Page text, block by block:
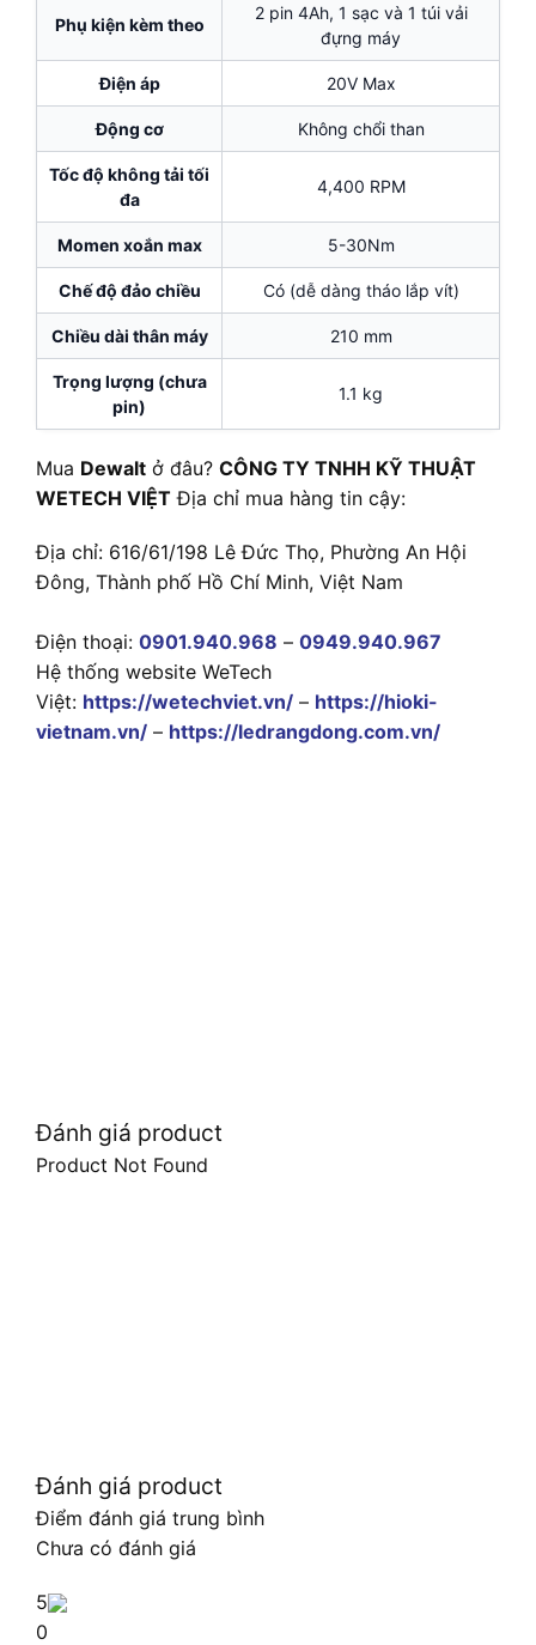
Phụ kiện kèm theo
2 pin 4Ah, 1 sạc và 1 túi vải
đựng máy
Điện áp 20V Max
Động cơ Không chổi than
Tốc độ không tải tối
đa
4,400 RPM
Momen xoắn max 5-30Nm
Chế độ đảo chiều Có (dễ dàng tháo lắp vít)
Chiều dài thân máy 210 mm
Trọng lượng (chưa
pin)
1.1 kg
Mua Dewalt ở đâu? CÔNG TY TNHH KỸ THUẬT
WETECH VIỆT Địa chỉ mua hàng tin cậy:
Địa chỉ: 616/61/198 Lê Đức Thọ, Phường An Hội
Đông, Thành phố Hồ Chí Minh, Việt Nam
Điện thoại: 0901.940.968 – 0949.940.967
Hệ thống website WeTech
Việt: https://wetechviet.vn/ – https://hioki-
vietnam.vn/ – https://ledrangdong.com.vn/
Đánh giá product
Product Not Found
Đánh giá product
Điểm đánh giá trung bình
Chưa có đánh giá
5
0